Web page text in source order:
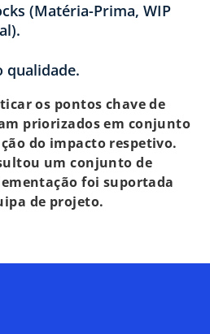
(Matéria-Prima, WIP
qualidade.
os pontos chave de
priorizados em conjunto
do impacto respetivo.
um conjunto de
foi suportada
de projeto.